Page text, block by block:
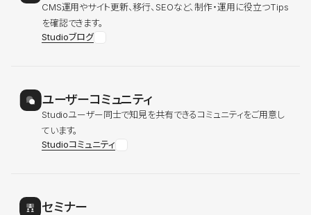
CMS運用やサイト更新、移行、SEOなど、制作・運用に役立つTips
を確認できます。
Studioブログ
ユーザーコミュニティ
Studioユーザー同士で知見を共有できるコミュニティをご用意し
ています。
Studioコミュニティ
セミナー